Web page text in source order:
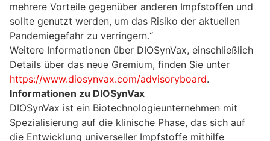
mehrere Vorteile gegenüber anderen Impfstoffen und
sollte genutzt werden, um das Risiko der aktuellen
Pandemiegefahr zu verringern.“
Weitere Informationen über DIOSynVax, einschließlich
Details über das neue Gremium, finden Sie unter
https://www.diosynvax.com/advisoryboard.
Informationen zu DIOSynVax
DIOSynVax ist ein Biotechnologieunternehmen mit
Spezialisierung auf die klinische Phase, das sich auf
die Entwicklung universeller Impfstoffe mithilfe